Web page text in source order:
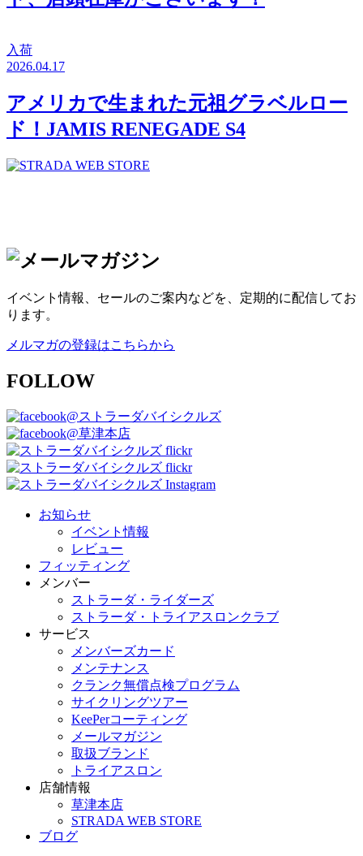
入荷
2026.04.17
アメリカで生まれた元祖グラベルロー
ド！JAMIS RENEGADE S4
イベント情報、セールのご案内などを、定期的に配信してお
ります。
メルマガの登録はこちらから
FOLLOW
@ストラーダバイシクルズ
@草津本店
お知らせ
イベント情報
レビュー
フィッティング
メンバー
ストラーダ・ライダーズ
ストラーダ・トライアスロンクラブ
サービス
メンバーズカード
メンテナンス
クランク無償点検プログラム
サイクリングツアー
KeePerコーティング
メールマガジン
取扱ブランド
トライアスロン
店舗情報
草津本店
STRADA WEB STORE
ブログ